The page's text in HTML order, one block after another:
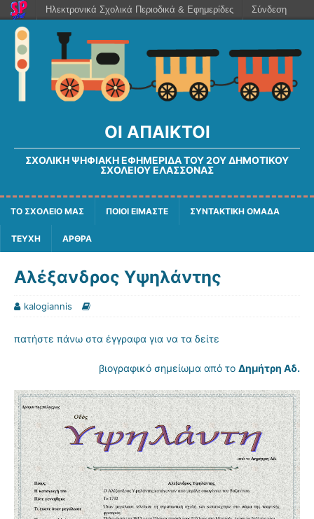
ΟΙ ΆΠΑΙΚΤΟΙ
ΣΧΟΛΙΚΉ ΨΗΦΙΑΚΉ ΕΦΗΜΕΡΊΔΑ ΤΟΥ 2ΟΥ ΔΗΜΟΤΙΚΟΎ
ΣΧΟΛΕΊΟΥ ΕΛΑΣΣΌΝΑΣ
ΤΟ ΣΧΟΛΕΙΟ ΜΑΣ ΠΟΙΟΙ ΕΙΜΑΣΤΕ ΣΥΝΤΑΚΤΙΚΗ ΟΜΑΔΑ
ΤΕΥΧΗ ΑΡΘΡΑ
Αλέξανδρος Υψηλάντης
kalogiannis
πατήστε πάνω στα έγγραφα για να τα δείτε
βιογραφικό σημείωμα από το Δημήτρη Αδ.
Ηλεκτρονικά Σχολικά Περιοδικά & Εφημερίδες Σύνδεση